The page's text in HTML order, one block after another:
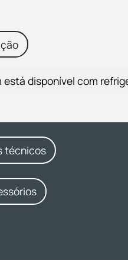
está disponível com
técnicos